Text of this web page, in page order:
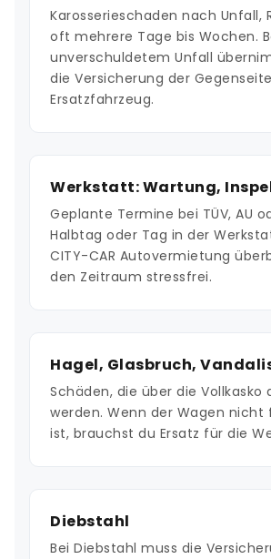
Karosserieschaden nach Unfall,
oft mehrere Tage bis Wochen.
unverschuldetem Unfall
die Versicherung der
Ersatzfahrzeug.
Werkstatt: Wartung,
Geplante Termine bei TÜV, AU
Halbtag oder Tag in der
CITY-CAR Autovermietung
den Zeitraum stressfrei.
Hagel, Glasbruch,
Schäden, die über die Vollkasko
werden. Wenn der Wagen nicht
ist, brauchst du Ersatz für die
Diebstahl
Bei Diebstahl muss die